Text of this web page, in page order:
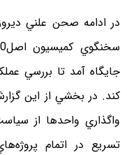
در ادامه صحن علني
جايگاه آمد تا بررسي
كند. در بخشي از اين
واگذاري واحدها از
تسريع در اتمام